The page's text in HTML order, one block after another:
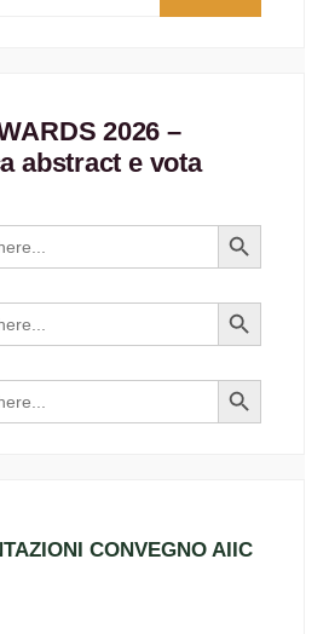
2026 –
abstract e vota
Search
Button
Search
Button
Search
Button
CONVEGNO AIIC